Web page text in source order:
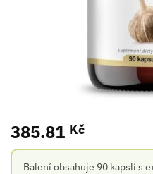
385.81 Kč
Balení obsahuje 90 kapslí s